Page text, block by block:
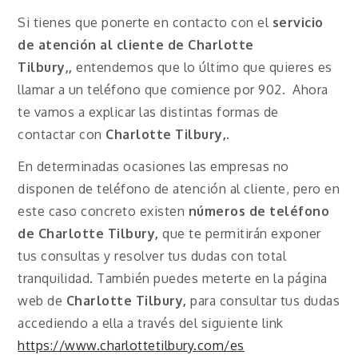
Si tienes que ponerte en contacto con el servicio
de atención al cliente de Charlotte
Tilbury,, entendemos que lo último que quieres es
llamar a un teléfono que comience por 902. Ahora
te vamos a explicar las distintas formas de
contactar con Charlotte Tilbury,.
En determinadas ocasiones las empresas no
disponen de teléfono de atención al cliente, pero en
este caso concreto existen números de teléfono
de Charlotte Tilbury, que te permitirán exponer
tus consultas y resolver tus dudas con total
tranquilidad. También puedes meterte en la página
web de Charlotte Tilbury, para consultar tus dudas
accediendo a ella a través del siguiente link
https://www.charlottetilbury.com/es